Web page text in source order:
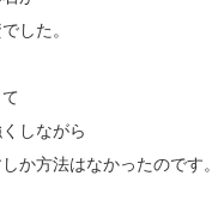
した。
しながら
か方法はなかったのです。